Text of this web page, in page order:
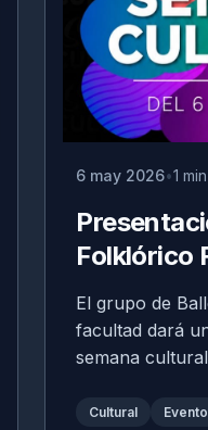
6 may 2026 1
Folklórico
El grupo de
facultad dará
semana cultural
Cultural Evento